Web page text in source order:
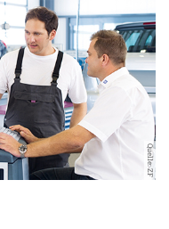
Quelle: ZF